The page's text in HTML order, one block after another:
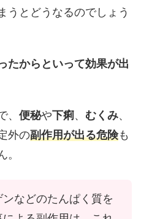
うとどうなるのでしょう
たからといって効果が出
便秘や下痢、 むくみ、
外の副作用が出る危険も
などのたんぱく質を